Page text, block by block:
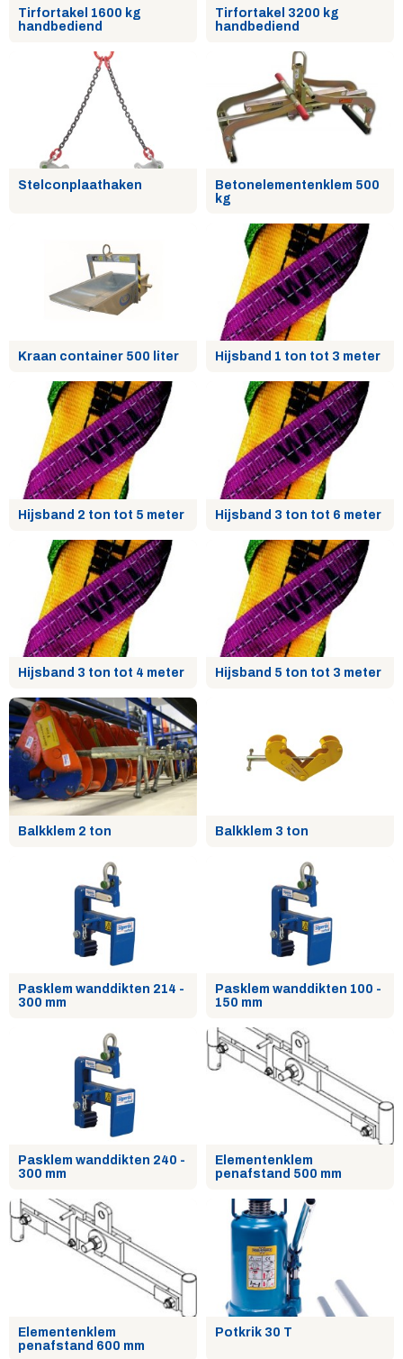
Tirfortakel 1600 kg
handbediend
Tirfortakel 3200 kg
handbediend
Stelconplaathaken
Betonelementenklem 500
kg
Kraan container 500 liter Hijsband 1 ton tot 3 meter
Hijsband 2 ton tot 5 meter Hijsband 3 ton tot 6 meter
Hijsband 3 ton tot 4 meter Hijsband 5 ton tot 3 meter
Balkklem 2 ton Balkklem 3 ton
Pasklem wanddikten 214 -
300 mm
Pasklem wanddikten 100 -
150 mm
Pasklem wanddikten 240 -
300 mm
Elementenklem
penafstand 500 mm
Elementenklem
penafstand 600 mm
Potkrik 30 T